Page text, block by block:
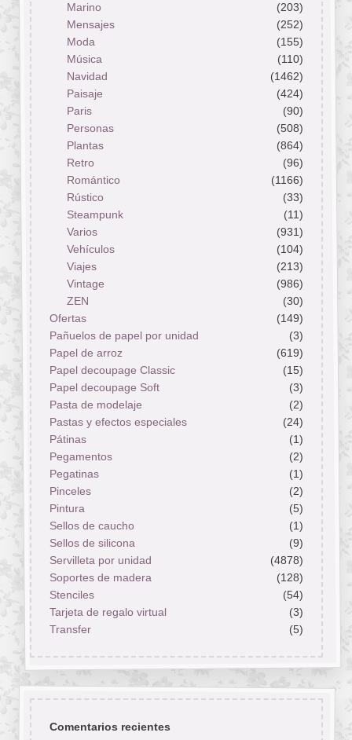
Marino
(203)
Mensajes
(252)
Moda
(155)
Música
(110)
Navidad
(1462)
Paisaje
(424)
Paris
(90)
Personas
(508)
Plantas
(864)
Retro
(96)
Romántico
(1166)
Rústico
(33)
Steampunk
(11)
Varios
(931)
Vehículos
(104)
Viajes
(213)
Vintage
(986)
ZEN
(30)
Ofertas
(149)
Pañuelos de papel por unidad
(3)
Papel de arroz
(619)
Papel decoupage Classic
(15)
Papel decoupage Soft
(3)
Pasta de modelaje
(2)
Pastas y efectos especiales
(24)
Pátinas
(1)
Pegamentos
(2)
Pegatinas
(1)
Pinceles
(2)
Pintura
(5)
Sellos de caucho
(1)
Sellos de silicona
(9)
Servilleta por unidad
(4878)
Soportes de madera
(128)
Stenciles
(54)
Tarjeta de regalo virtual
(3)
Transfer
(5)
Comentarios recientes